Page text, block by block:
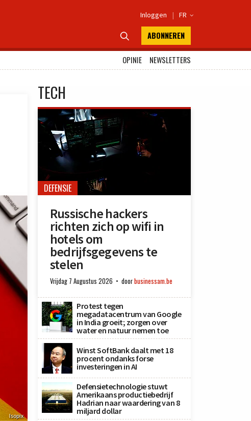
Inloggen | FR 
 ABONNEREN
OPINIE
NEWSLETTERS
Isopix
TECH
DEFENSIE
Russische hackers
richten zich op wifi in
hotels om
bedrijfsgegevens te
stelen
Vrijdag 7 Augustus 2026 doorbusinessam.be
Protest tegen
megadatacentrum van Google
in India groeit; zorgen over
water en natuur nemen toe
Winst SoftBank daalt met 18
procent ondanks forse
investeringen in AI
Defensietechnologie stuwt
Amerikaans productiebedrijf
Hadrian naar waardering van 8
miljard dollar